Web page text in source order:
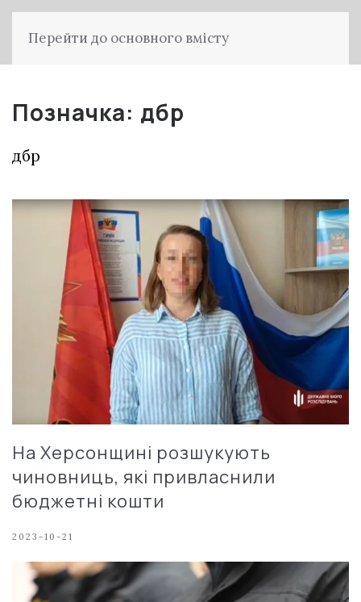
Перейти до основного вмісту
Позначка: дбр
дбр
На Херсонщині розшукують
чиновниць, які привласнили
бюджетні кошти
2023-10-21